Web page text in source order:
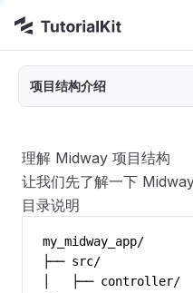
项目结构介绍
理解 Midway 项目结构
让我们先了解一下
目录说明
my_midway_app/
├── src/
│   ├──